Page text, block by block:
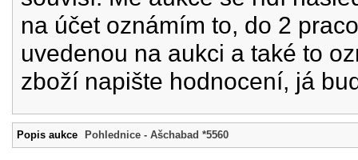
na účet oznámím to, do 2
uvedenou na aukci a také to
zboží napište hodnocení, já
Popis aukce Pohlednice - Ašchabad *5560